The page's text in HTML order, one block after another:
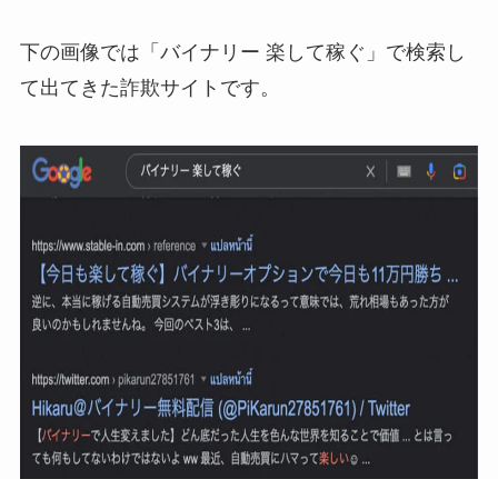
下の画像では「バイナリー 楽して稼ぐ」で検索し
て出てきた詐欺サイトです。